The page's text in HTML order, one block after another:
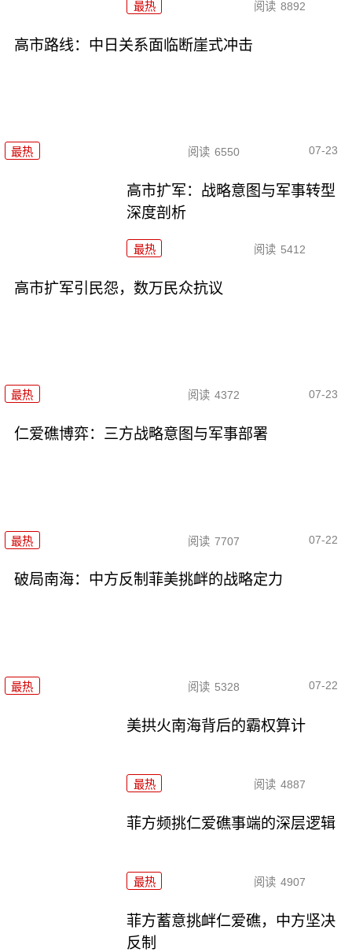
最热 阅读 8892
高市路线：中日关系面临断崖式冲击
最热 阅读 6550 07-23
高市扩军：战略意图与军事转型
深度剖析
最热 阅读 5412
高市扩军引民怨，数万民众抗议
最热 阅读 4372 07-23
仁爱礁博弈：三方战略意图与军事部署
最热 阅读 7707 07-22
破局南海：中方反制菲美挑衅的战略定力
最热 阅读 5328 07-22
美拱火南海背后的霸权算计
最热 阅读 4887
菲方频挑仁爱礁事端的深层逻辑
最热 阅读 4907
菲方蓄意挑衅仁爱礁，中方坚决
反制